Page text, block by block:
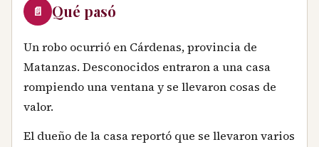
📄 Qué pasó
Un robo ocurrió en Cárdenas, provincia de
Matanzas. Desconocidos entraron a una casa
rompiendo una ventana y se llevaron cosas de
valor.
El dueño de la casa reportó que se llevaron varios